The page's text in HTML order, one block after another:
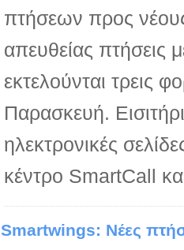
πτήσεων προς
απευθείας πτήσεις
εκτελούνται τρεις
Παρασκευή.
ηλεκτρονικές
κέντρο SmartCall
Smartwings: Νέες